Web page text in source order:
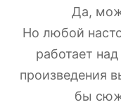
Да,
Но любой
работает
произведения
бы